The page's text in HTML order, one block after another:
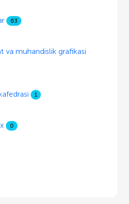
63
va muhandislik grafikasi
1
0